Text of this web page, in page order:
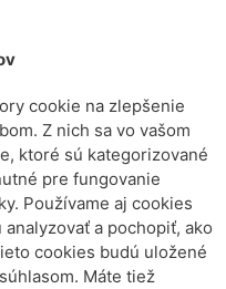
cookie na zlepšenie
Z nich sa vo vašom
ktoré sú kategorizované
pre fungovanie
Používame aj cookies
a pochopiť, ako
cookies budú uložené
Máte tiež